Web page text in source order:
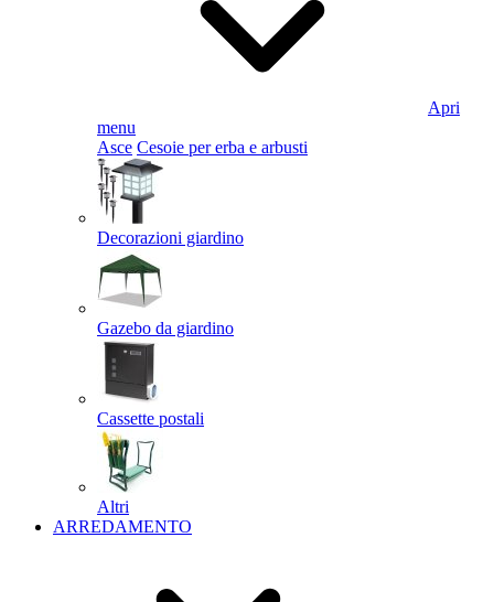
Apri
menu
Asce Cesoie per erba e arbusti
Decorazioni giardino
Gazebo da giardino
Cassette postali
Altri
ARREDAMENTO